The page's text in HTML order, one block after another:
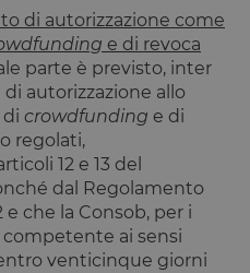
di autorizzazione come
e di revoca
parte è previsto, inter
autorizzazione allo
crowdfunding e di
regolati,
12 e 13 del
dal Regolamento
e che la Consob, per i
ai sensi
entro venticinque giorni
specifico
sito, ma un
buon
è mantenere
uno stato di
accesso per
utente tra le
pagine.
Cloudflare
Inc.
.calendly.com
Sessione
siti che
utilizzano
CloudFlare,
utilizzato
identificare
traffico web